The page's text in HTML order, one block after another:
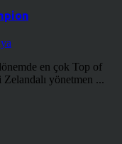
en çok Top of
yönetmen ...